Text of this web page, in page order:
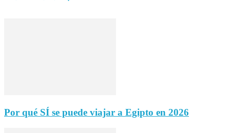
Por qué SÍ se puede viajar a Egipto en 2026